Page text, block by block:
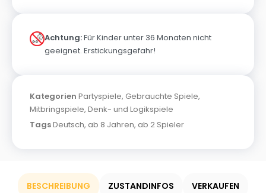
Achtung:Für Kinder unter 36 Monaten nicht
geeignet. Erstickungsgefahr!
Kategorien Partyspiele, Gebrauchte Spiele,
Mitbringspiele, Denk- und Logikspiele
TagsDeutsch, ab 8 Jahren, ab 2 Spieler
BESCHREIBUNG ZUSTANDINFOS VERKAUFEN